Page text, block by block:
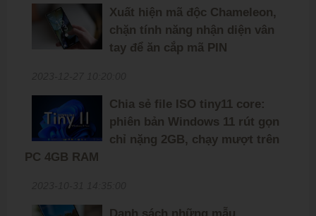
Xuất hiện mã độc Chameleon,
chặn tính năng nhận diện vân
tay để ăn cắp mã PIN
Chia sẻ file ISO tiny11 core:
phiên bản Windows 11 rút gọn
chỉ nặng 2GB, chạy mượt trên
PC 4GB RAM